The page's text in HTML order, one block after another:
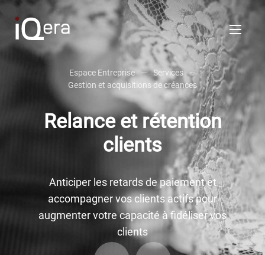
Services
Céder vos créances
Transférer votre back et middle-office finance
Espace Entreprise — Services
—
Gestion et acquisitions de créances
Relance et rétention
clients
Anticiper les retards de paiement et
accompagner vos clients actifs pour
augmenter votre capacité à fidéliser vos
clients